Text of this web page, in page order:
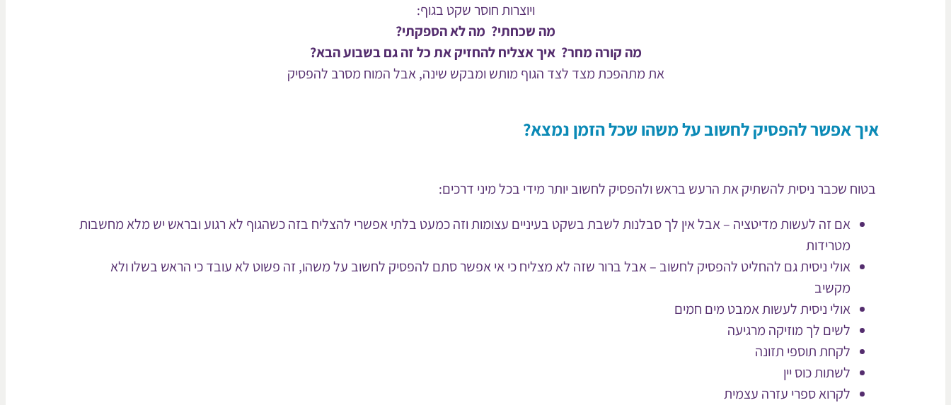
ויוצרות חוסר שקט בגוף:
מה שכחתי? מה לא הספקתי?
מה קורה מחר? איך אצליח להחזיק את כל זה גם בשבוע הבא?
את מתהפכת מצד לצד הגוף מותש ומבקש שינה, אבל המוח מסרב להפסיק
איך אפשר להפסיק לחשוב על משהו שכל הזמן נמצא?
בטוח שכבר ניסית להשתיק את הרעש בראש ולהפסיק לחשוב יותר מידי בכל מיני דרכים:
אם זה לעשות מדיטציה – אבל אין לך סבלנות לשבת בשקט בעיניים עצומות וזה כמעט בלתי אפשרי להצליח בזה כשהגוף לא רגוע ובראש יש מלא מחשבות
מטרידות
אולי ניסית גם להחליט להפסיק לחשוב – אבל ברור שזה לא מצליח כי אי אפשר סתם להפסיק לחשוב על משהו, זה פשוט לא עובד כי הראש בשלו ולא
מקשיב
אולי ניסית לעשות אמבט מים חמים
לשים לך מוזיקה מרגיעה
לקחת תוספי תזונה
לשתות כוס יין
לקרוא ספרי עזרה עצמית